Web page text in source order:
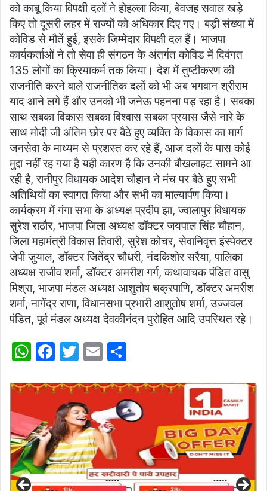
को काबू किया विपक्षी दलों ने होहल्ला किया, बेवजह सवाल खड़े
किए तो दूसरी लहर में राज्यों को अधिकार दिए गए। बड़ी संख्या में
कोविड से मौतें हुई, इसके जिम्मेदार विपक्षी दल हैं। भाजपा
कार्यकर्ताओं ने तो सेवा ही संगठन के अंतर्गत कोविड में दिवंगत
135 लोगों का क्रियाकर्म तक किया। देश में तुष्टीकरण की
राजनीति करने वाले राजनीतिक दलों को भी अब भगवान श्रीराम
याद आने लगे हैं और उनको भी जनेऊ पहनना पड़ रहा है। सबका
साथ सबका विकास सबका विश्वास सबका प्रयास जैसे नारे के
साथ मोदी जी अंतिम छोर पर बैठे हुए व्यक्ति के विकास का मार्ग
जनसेवा के माध्यम से प्रशस्त कर रहे हैं, आज दलों के पास कोई
मुद्दा नहीं रह गया है यही कारण है कि उनकी बौखलाहट सामने आ
रही है, रानीपुर विधायक आदेश चौहान ने मंच पर बैठे हुए सभी
अतिथियों का स्वागत किया और सभी का माल्यार्पण किया।
कार्यक्रम में गंगा सभा के अध्यक्ष प्रदीप झा, ज्वालापुर विधायक
सुरेश राठौर, भाजपा जिला अध्यक्ष डॉक्टर जयपाल सिंह चौहान,
जिला महामंत्री विकास तिवारी, सुरेश कोचर, सेवानिवृत्त इंस्पेक्टर
जेपी जुयाल, डॉक्टर जितेंद्र चौधरी, नंदकिशोर सरैया, पालिका
अध्यक्ष राजीव शर्मा, डॉक्टर अमरीश गर्ग, कथावाचक पंडित वासु
मिश्रा, भाजपा मंडल अध्यक्ष आशुतोष चक्रपाणि, डॉक्टर अमरीश
शर्मा, नागेंद्र राणा, विधानसभा प्रभारी आशुतोष शर्मा, उज्जवल
पंडित, पूर्व मंडल अध्यक्ष देवकीनंदन पुरोहित आदि उपस्थित रहे।
W
at
A
p
p
F
c
e
b
o
o
k
T
itt
er
E
ai
l
ar
e